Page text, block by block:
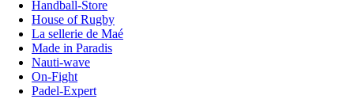
Handball-Store
House of Rugby
La sellerie de Maé
Made in Paradis
Nauti-wave
On-Fight
Padel-Expert